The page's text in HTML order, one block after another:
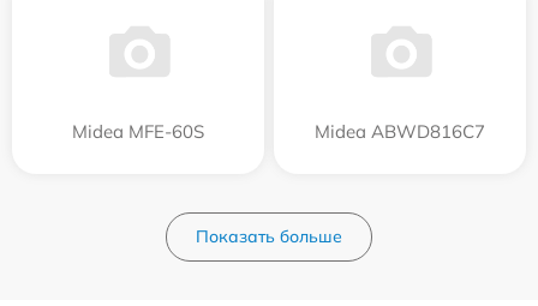
Midea MFE-60S Midea ABWD816C7
Показать больше